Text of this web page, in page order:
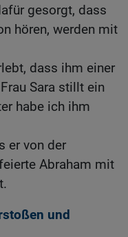
gesorgt, dass
hören, werden mit
dass ihm einer
Sara stillt ein
habe ich ihm
er von der
Abraham mit
und